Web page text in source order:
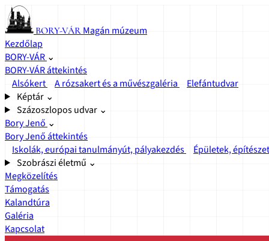
BORY-VÁR Magán múzeum
Kezdőlap
BORY-VÁR ⌄
BORY-VÁR áttekintés
Alsókert
A rózsakert és a művészgaléria
Elefántudvar
Képtár ⌄
Százoszlopos udvar ⌄
Bory Jenő ⌄
Bory Jenő áttekintés
Iskolák, európai tanulmányút, pályakezdés
Épületek,
Szobrászi életmű ⌄
Megközelítés
Támogatás
Kalandtúra
Galéria
Kapcsolat